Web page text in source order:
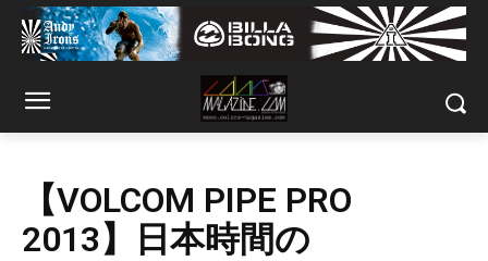
【VOLCOM PIPE PRO
2013】日本時間の